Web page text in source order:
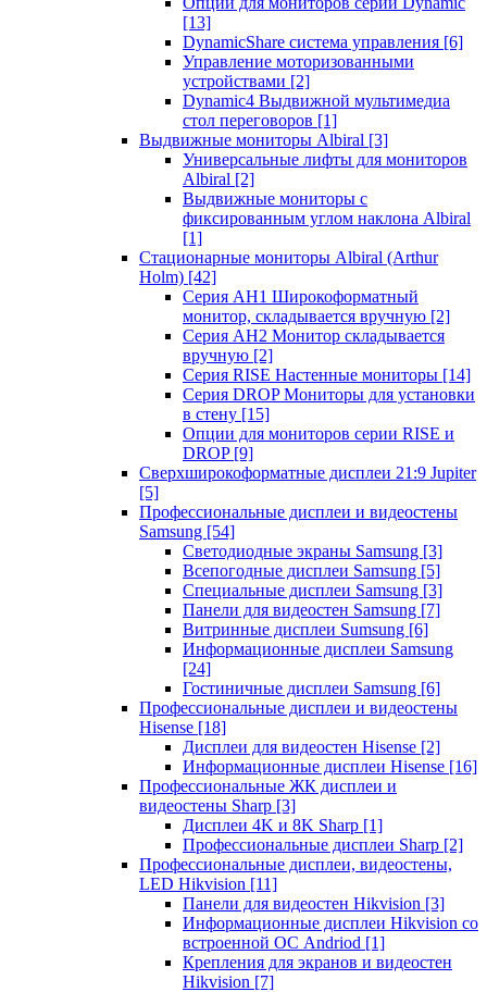
[13]
DynamicShare система управления [6]
Управление моторизованными
устройствами [2]
Dynamic4 Выдвижной мультимедиа
стол переговоров [1]
Выдвижные мониторы Albiral [3]
Универсальные лифты для мониторов
Albiral [2]
Выдвижные мониторы с
фиксированным углом наклона Albiral
[1]
Стационарные мониторы Albiral (Arthur
Holm) [42]
Серия AH1 Широкоформатный
монитор, складывается вручную [2]
Серия AH2 Монитор складывается
вручную [2]
Серия RISE Настенные мониторы [14]
Серия DROP Мониторы для установки
в стену [15]
Опции для мониторов серии RISE и
DROP [9]
Сверхширокоформатные дисплеи 21:9 Jupiter
[5]
Профессиональные дисплеи и видеостены
Samsung [54]
Светодиодные экраны Samsung [3]
Всепогодные дисплеи Samsung [5]
Специальные дисплеи Samsung [3]
Панели для видеостен Samsung [7]
Витринные дисплеи Sumsung [6]
Информационные дисплеи Samsung
[24]
Гостиничные дисплеи Samsung [6]
Профессиональные дисплеи и видеостены
Hisense [18]
Дисплеи для видеостен Hisense [2]
Информационные дисплеи Hisense [16]
Профессиональные ЖК дисплеи и
видеостены Sharp [3]
Дисплеи 4K и 8K Sharp [1]
Профессиональные дисплеи Sharp [2]
Профессиональные дисплеи, видеостены,
LED Hikvision [11]
Панели для видеостен Hikvision [3]
Информационные дисплеи Hikvision со
встроенной ОС Andriod [1]
Крепления для экранов и видеостен
Hikvision [7]